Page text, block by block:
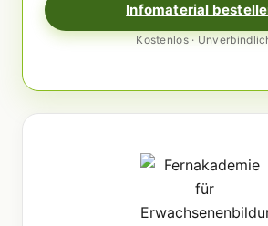
Infomaterial
Kostenlos ·